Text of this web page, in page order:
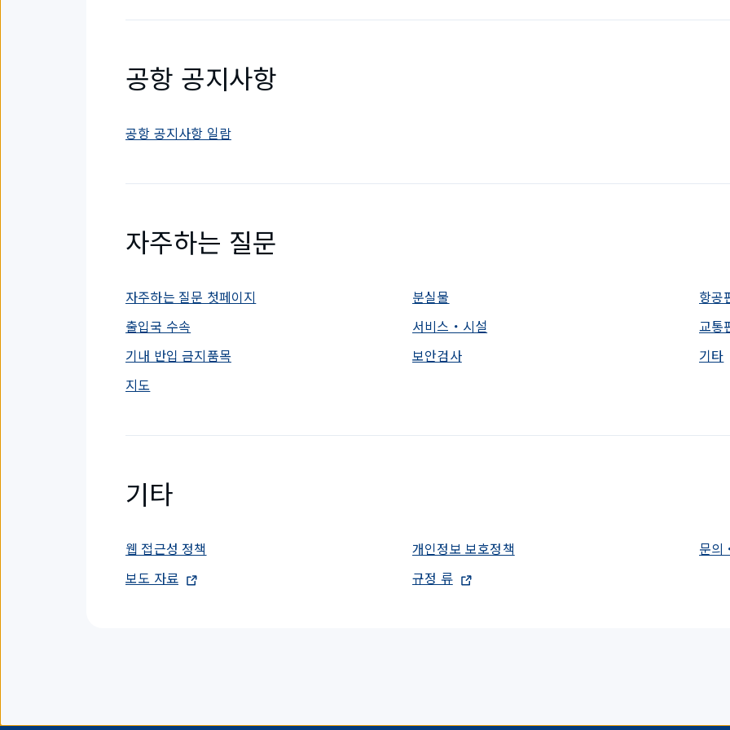
공항 공지사항
공항 공지사항 일람
자주하는 질문
자주하는 질문 첫페이지 분실물
항공
출입국 수속
서비스・시설
교통
기내 반입 금지품목
보안검사
기타
지도
기타
웹 접근성 정책 개인정보 보호정책
문의
보도 자료
규정 류